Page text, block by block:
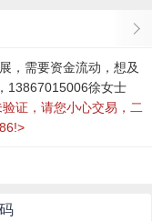
，需要资金流动，想及
13867015006徐女士
证，请您小心交易，二